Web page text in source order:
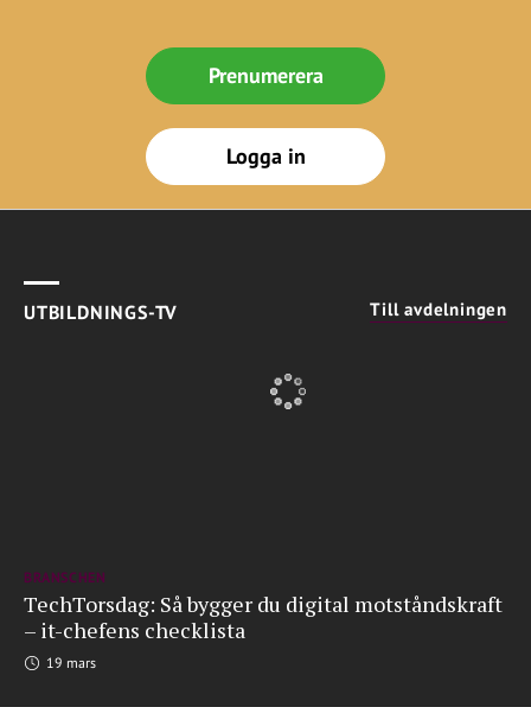
Prenumerera
Logga in
UTBILDNINGS-TV Till avdelningen
BRANSCHEN
TechTorsdag: Så bygger du digital motståndskraft
– it-chefens checklista
19 mars